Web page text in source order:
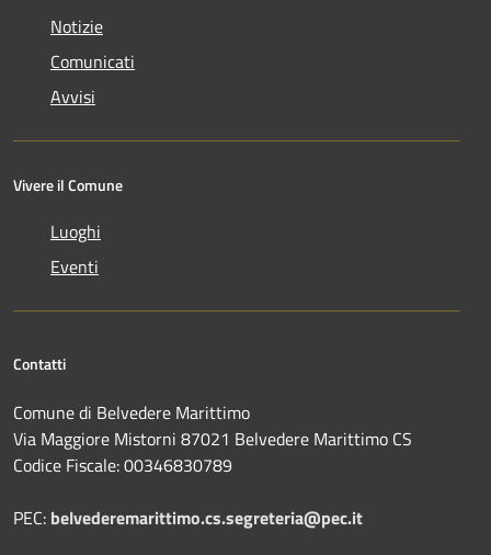
Notizie
Comunicati
Avvisi
Vivere il Comune
Luoghi
Eventi
Contatti
Comune di Belvedere Marittimo
Via Maggiore Mistorni 87021 Belvedere Marittimo CS
Codice Fiscale: 00346830789
PEC: belvederemarittimo.cs.segreteria@pec.it